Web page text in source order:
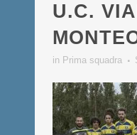
U.C.
in Prima squadra